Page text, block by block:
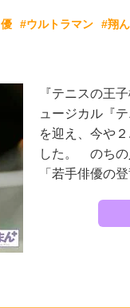
#ウルトラマン #翔
『テニスの王
ュージカル『
を迎え、今や
した。 のちの
「若手俳優の